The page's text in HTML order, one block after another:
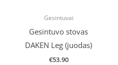
Gesintuvai
Gesintuvo stovas
DAKEN Leg (juodas)
€53.90